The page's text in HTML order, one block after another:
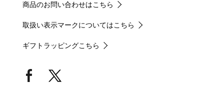
商品のお問い合わせはこちら
取扱い表示マークについてはこちら
ギフトラッピングこちら